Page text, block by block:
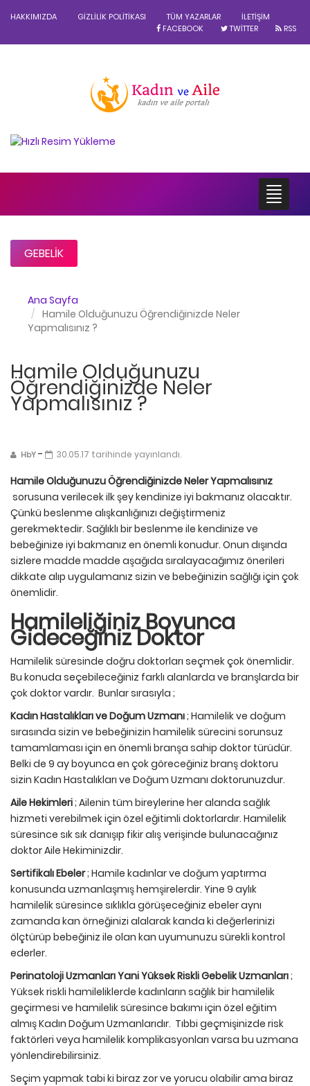
HAKKIMIZDA GIZLILIK POLITIKASI TÜM YAZARLAR
İLETIŞIM
FACEBOOK
TWITTER RSS
GEBELIK
Ana Sayfa
Hamile Olduğunuzu Öğrendiğinizde Neler
Yapmalısınız ?
Hamile Olduğunuzu
Öğrendiğinizde Neler
Yapmalısınız ?
HbY- 30.05.17 tarihinde yayınlandı.
Hamile Olduğunuzu Öğrendiğinizde Neler Yapmalısınız
sorusuna verilecek ilk şey kendinize iyi bakmanız olacaktır.
Çünkü beslenme alışkanlığınızı değiştirmeniz
gerekmektedir. Sağlıklı bir beslenme ile kendinize ve
bebeğinize iyi bakmanız en önemli konudur. Onun dışında
sizlere madde madde aşağıda sıralayacağımız önerileri
dikkate alıp uygulamanız sizin ve bebeğinizin sağlığı için çok
önemlidir.
Hamileliğiniz Boyunca
Gideceğiniz Doktor
Hamilelik süresinde doğru doktorları seçmek çok önemlidir.
Bu konuda seçebileceğiniz farklı alanlarda ve branşlarda bir
çok doktor vardır. Bunlar sırasıyla ;
Kadın Hastalıkları ve Doğum Uzmanı; Hamilelik ve doğum
sırasında sizin ve bebeğinizin hamilelik sürecini sorunsuz
tamamlaması için en önemli branşa sahip doktor türüdür.
Belki de 9 ay boyunca en çok göreceğiniz branş doktoru
sizin Kadın Hastalıkları ve Doğum Uzmanı doktorunuzdur.
Aile Hekimleri; Ailenin tüm bireylerine her alanda sağlık
hizmeti verebilmek için özel eğitimli doktorlardır. Hamilelik
süresince sık sık danışıp fikir alış verişinde bulunacağınız
doktor Aile Hekiminizdir.
Sertifikalı Ebeler; Hamile kadınlar ve doğum yaptırma
konusunda uzmanlaşmış hemşirelerdir. Yine 9 aylık
hamilelik süresince sıklıkla görüşeceğiniz ebeler aynı
zamanda kan örneğinizi alalarak kanda ki değerlerinizi
ölçtürüp bebeğiniz ile olan kan uyumunuzu sürekli kontrol
ederler.
Perinatoloji Uzmanları Yani Yüksek Riskli Gebelik Uzmanları;
Yüksek riskli hamileliklerde kadınların sağlık bir hamilelik
geçirmesi ve hamilelik süresince bakımı için özel eğitim
almış Kadın Doğum Uzmanlarıdır. Tıbbi geçmişinizde risk
faktörleri veya hamilelik komplikasyonları varsa bu uzmana
yönlendirebilirsiniz.
Seçim yapmak tabi ki biraz zor ve yorucu olabilir ama biraz